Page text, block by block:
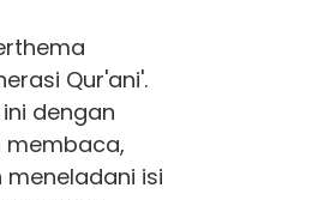
Qur'ani'.
dengan
membaca,
isi